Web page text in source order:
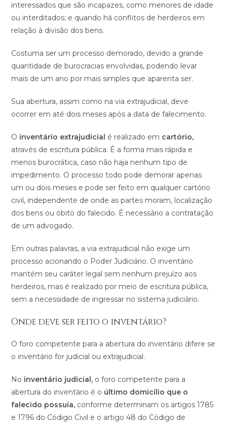
interessados que são incapazes, como menores de idade
ou interditados; e quando há conflitos de herdeiros em
relação à divisão dos bens.
Costuma ser um processo demorado, devido a grande
quantidade de burocracias envolvidas, podendo levar
mais de um ano por mais simples que aparenta ser.
Sua abertura, assim como na via extrajudicial, deve
ocorrer em até dois meses após a data de falecimento.
O inventário extrajudicial é realizado em cartório,
através de escritura pública. É a forma mais rápida e
menos burocrática, caso não haja nenhum tipo de
impedimento. O processo todo pode demorar apenas
um ou dois meses e pode ser feito em qualquer cartório
civil, independente de onde as partes moram, localização
dos bens ou óbito do falecido. É necessário a contratação
de um advogado.
Em outras palavras, a via extrajudicial não exige um
processo acionando o Poder Judiciário. O inventário
mantém seu caráter legal sem nenhum prejuízo aos
herdeiros, mas é realizado por meio de escritura pública,
sem a necessidade de ingressar no sistema judiciário.
Onde deve ser feito o inventário?
O foro competente para a abertura do inventário difere se
o inventário for judicial ou extrajudicial.
No inventário judicial, o foro competente para a
abertura do inventário é o último domicílio que o
falecido possuía, conforme determinam os artigos 1785
e 1796 do Código Civil e o artigo 48 do Código de